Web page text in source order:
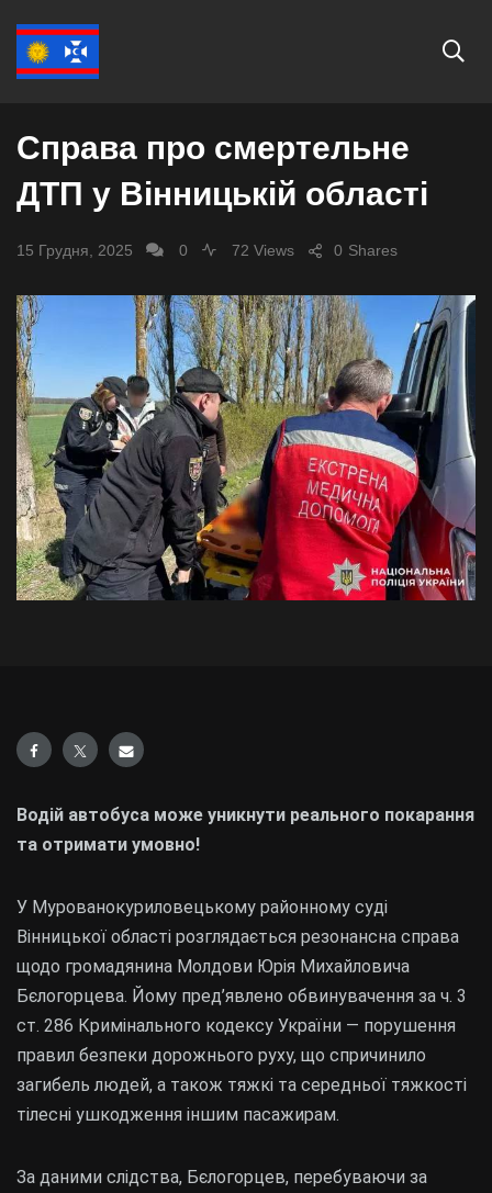
СУСПІЛЬСТВО
Справа про смертельне
ДТП у Вінницькій області
15 Грудня, 2025 0 72 Views Shares
0
Водій автобуса може уникнути реального покарання
та отримати умовно!
У Мурованокуриловецькому районному суді
Вінницької області розглядається резонансна справа
щодо громадянина Молдови Юрія Михайловича
Бєлогорцева. Йому пред’явлено обвинувачення за ч. 3
ст. 286 Кримінального кодексу України — порушення
правил безпеки дорожнього руху, що спричинило
загибель людей, а також тяжкі та середньої тяжкості
тілесні ушкодження іншим пасажирам.
За даними слідства, Бєлогорцев, перебуваючи за